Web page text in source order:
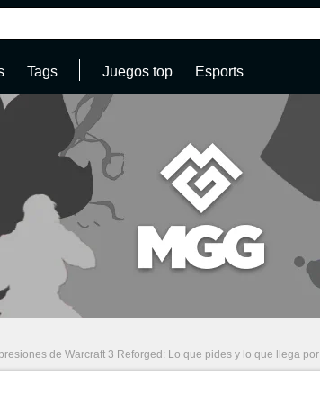
Tags Juegos top Esports
de Warcraft 3 Reforged: Lo que pides y lo que llega por Blizzardexpress